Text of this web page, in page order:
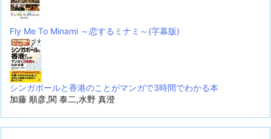
Fly Me To Minami ～恋するミナミ～(字幕版)
シンガポールと香港のことがマンガで3時間でわかる本
加藤 順彦,関 泰二,水野 真澄